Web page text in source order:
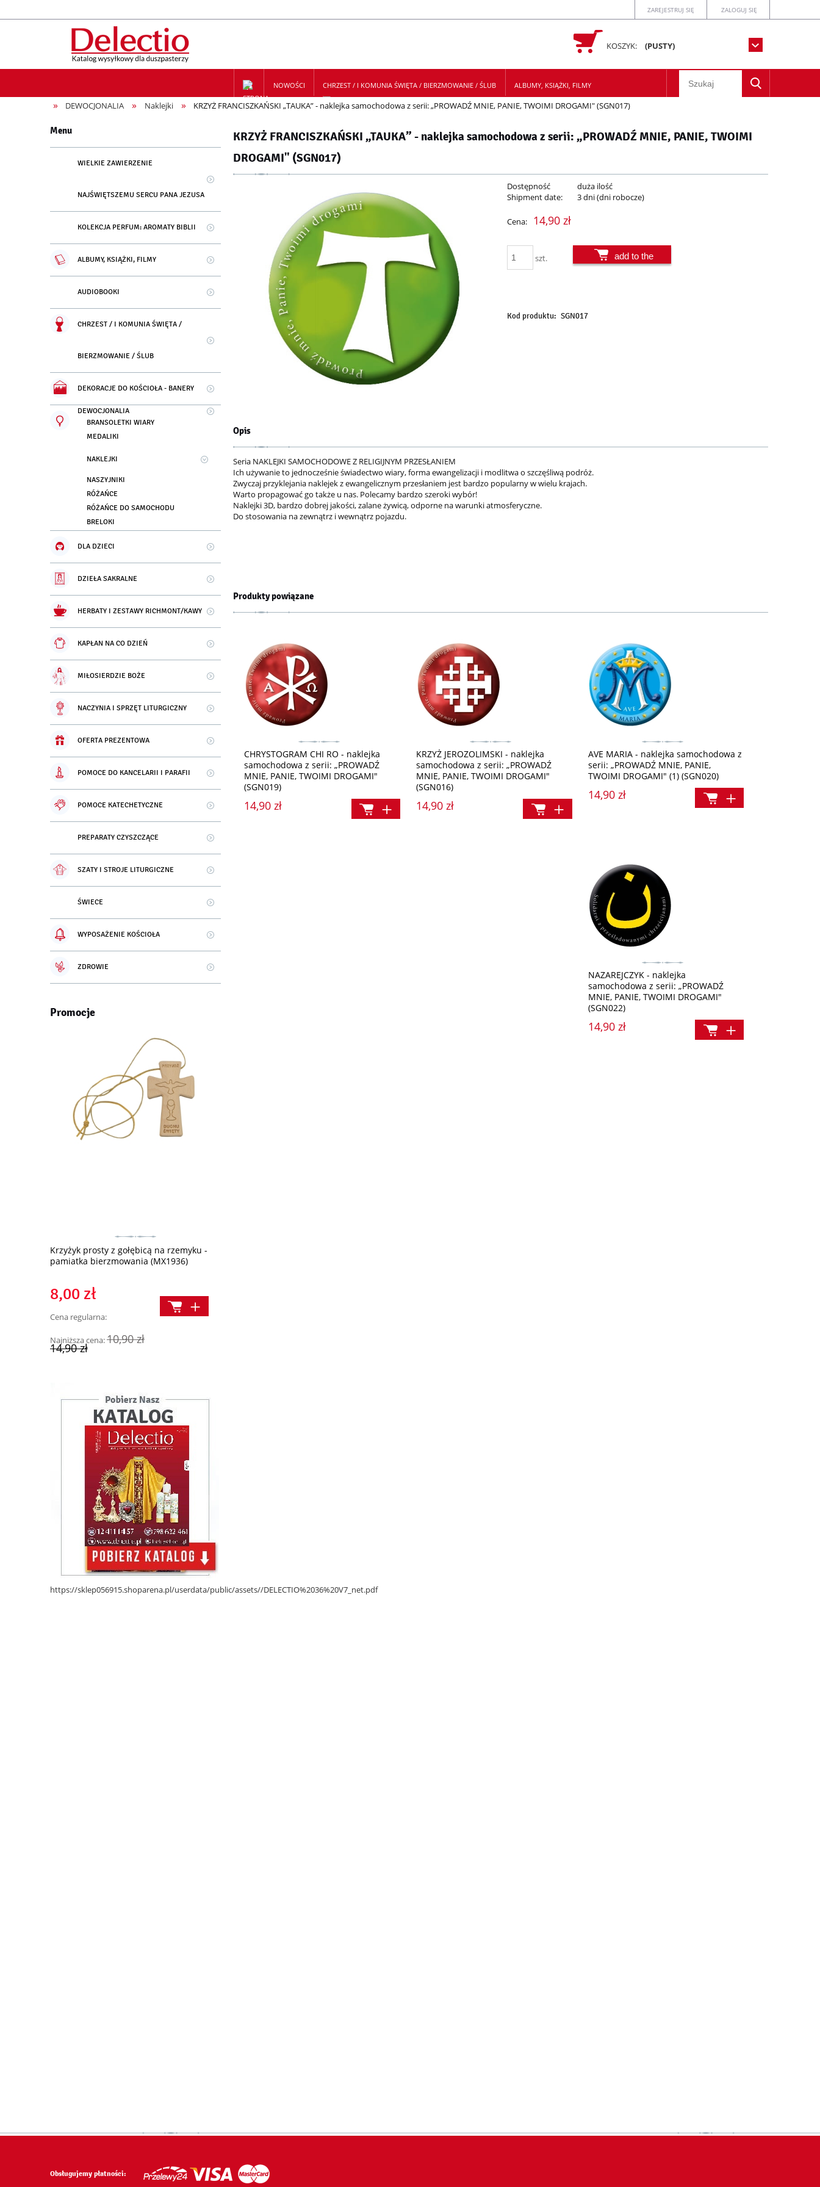
ZAREJESTRUJ SIĘ ZALOGUJ SIĘ
KOSZYK: (PUSTY)
NOWOŚCI CHRZEST / I KOMUNIA ŚWIĘTA / BIERZMOWANIE / ŚLUB ALBUMY, KSIĄŻKI, FILMY
ZAPIS NA NEWSLETTER
» DEWOCJONALIA » Naklejki » KRZYŻ FRANCISZKAŃSKI „TAUKA” - naklejka samochodowa z serii: „PROWADŹ MNIE, PANIE, TWOIMI DROGAMI" (SGN017)
Menu
WIELKIE ZAWIERZENIE
NAJŚWIĘTSZEMU SERCU PANA JEZUSA
KOLEKCJA PERFUM: AROMATY BIBLII
ALBUMY, KSIĄŻKI, FILMY
AUDIOBOOKI
CHRZEST / I KOMUNIA ŚWIĘTA /
BIERZMOWANIE / ŚLUB
DEKORACJE DO KOŚCIOŁA - BANERY
DEWOCJONALIA
BRANSOLETKI WIARY
MEDALIKI
NAKLEJKI
NASZYJNIKI
RÓŻAŃCE
RÓŻAŃCE DO SAMOCHODU
BRELOKI
DLA DZIECI
DZIEŁA SAKRALNE
HERBATY I ZESTAWY RICHMONT/KAWY
KAPŁAN NA CO DZIEŃ
MIŁOSIERDZIE BOŻE
NACZYNIA I SPRZĘT LITURGICZNY
OFERTA PREZENTOWA
POMOCE DO KANCELARII I PARAFII
POMOCE KATECHETYCZNE
PREPARATY CZYSZCZĄCE
SZATY I STROJE LITURGICZNE
ŚWIECE
WYPOSAŻENIE KOŚCIOŁA
ZDROWIE
Promocje
Krzyżyk prosty z gołębicą na rzemyku -
pamiatka bierzmowania (MX1936)
8,00 zł
Cena regularna:
14,90 zł
Najniższa cena:10,90 zł
https://sklep056915.shoparena.pl/userdata/public/assets//DELECTIO%2036%20V7_net.pdf
KRZYŻ FRANCISZKAŃSKI „TAUKA” - naklejka samochodowa z serii: „PROWADŹ MNIE, PANIE, TWOIMI
DROGAMI" (SGN017)
Dostępność
duża ilość
Shipment date:
3 dni (dni robocze)
Cena: 14,90 zł
szt.
add to the
Kod produktu: SGN017
Opis
Seria NAKLEJKI SAMOCHODOWE Z RELIGIJNYM PRZESŁANIEM
Ich używanie to jednocześnie świadectwo wiary, forma ewangelizacji i modlitwa o szczęśliwą podróż.
Zwyczaj przyklejania naklejek z ewangelicznym przesłaniem jest bardzo popularny w wielu krajach.
Warto propagować go także u nas. Polecamy bardzo szeroki wybór!
Naklejki 3D, bardzo dobrej jakości, zalane żywicą, odporne na warunki atmosferyczne.
Do stosowania na zewnątrz i wewnątrz pojazdu.
Produkty powiązane
CHRYSTOGRAM CHI RO - naklejka
samochodowa z serii: „PROWADŹ
MNIE, PANIE, TWOIMI DROGAMI"
(SGN019)
14,90 zł
KRZYŻ JEROZOLIMSKI - naklejka
samochodowa z serii: „PROWADŹ
MNIE, PANIE, TWOIMI DROGAMI"
(SGN016)
14,90 zł
AVE MARIA - naklejka samochodowa z
serii: „PROWADŹ MNIE, PANIE,
TWOIMI DROGAMI" (1) (SGN020)
14,90 zł
NAZAREJCZYK - naklejka
samochodowa z serii: „PROWADŹ
MNIE, PANIE, TWOIMI DROGAMI"
(SGN022)
14,90 zł
Obsługujemy płatności: